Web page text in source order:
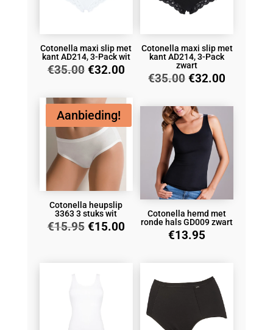
Cotonella maxi slip met
kant AD214, 3-Pack wit
€35.00 Oorspronkelijke
€35.00.
€32.00Huidige
€32.00.
Cotonella maxi slip met
kant AD214, 3-Pack
zwart
€35.00 Oorspronkelijke
€35.00.
€32.00
€32.00.
Aanbieding!
Cotonella heupslip
3363 3 stuks wit
€15.95 Oorspronkelijke
€15.00Huidige
Cotonella hemd met
ronde hals GD009 zwart
€13.95